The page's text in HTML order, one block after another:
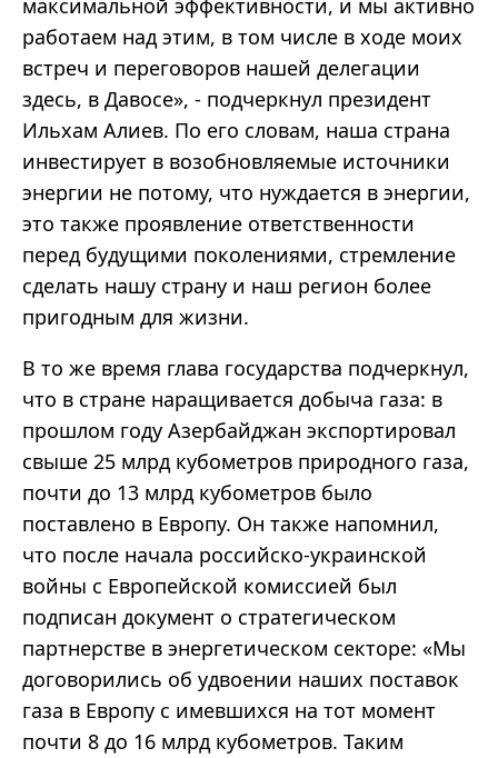
максимальной эффективности, и мы активно
работаем над этим, в том числе в ходе моих
встреч и переговоров нашей делегации
здесь, в Давосе», - подчеркнул президент
Ильхам Алиев. По его словам, наша страна
инвестирует в возобновляемые источники
энергии не потому, что нуждается в энергии,
это также проявление ответственности
перед будущими поколениями, стремление
сделать нашу страну и наш регион более
пригодным для жизни.
В то же время глава государства подчеркнул,
что в стране наращивается добыча газа: в
прошлом году Азербайджан экспортировал
свыше 25 млрд кубометров природного газа,
почти до 13 млрд кубометров было
поставлено в Европу. Он также напомнил,
что после начала российско-украинской
войны с Европейской комиссией был
подписан документ о стратегическом
партнерстве в энергетическом секторе: «Мы
договорились об удвоении наших поставок
газа в Европу с имевшихся на тот момент
почти 8 до 16 млрд кубометров. Таким